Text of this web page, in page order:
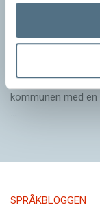
SPRÅKBLOGGEN
– Vinnarna visar
kommunslogan
kommunen med
…
SPRÅKBLOGGEN